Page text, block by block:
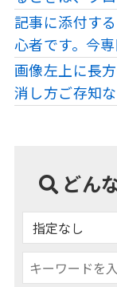
記事に添付す
心者です。今
画像左上に長
消し方ご存知
どん